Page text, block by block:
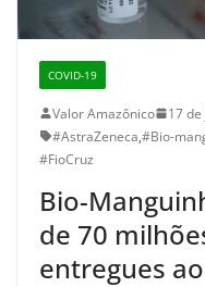
COVID-19
Valor Amazônico
17
#AstraZeneca,#Bio-
#FioCruz
Bio-
de 70
entregues